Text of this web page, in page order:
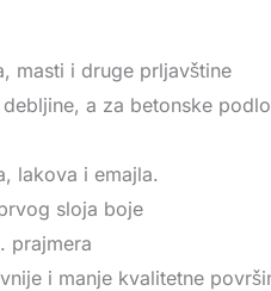
masti i druge prljavštine
a za betonske
lakova i emajla.
sloja boje
prajmera
i manje kvalitetne